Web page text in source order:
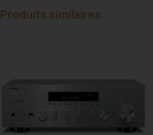
Produits similaires